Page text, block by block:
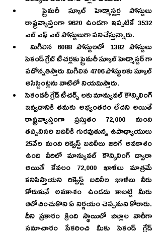
  ప్రైమరీ స్కూల్ హెడ్మాస్టర్ల పోస్టులు
రాష్ట్రవ్యాప్తంగా 9620 ఉండగా ఇప్పటికే 3532
ఎల్ ఎఫ్ ఎల్ పోస్టులుగా పనిచేస్తున్నారు.
మిగిలిన 6088 పోస్టులలో 1382 పోస్టులు
సెకండ్ గ్రేట్ టీచర్లకు ప్రైమరీ స్కూల్ హెడ్మాస్టర్ గా
పదోన్నతిస్తారు మిగిలిన 4706 పోస్టులకు స్కూల్
అసిస్టెంట్లను వాటిలో నియమిస్తారు.
సెకండరీ గ్రేడ్ టీచర్స్ లకు మాన్యువల్ కౌన్సిలింగ్
ఇవ్వడానికి తమకు అభ్యంతరం లేదని అయితే
రాష్ట్రవ్యాప్తంగా ప్రస్తుతం 72,000 మంది
తప్పనిసరి బదిలీకి గురవుతున్న ఉపాధ్యాయులు
25వేల మంది రిక్వెస్ట్ బదిలీలు జరిగే అవకాశం
ఉంది వీరిలో మాన్యువల్ కౌన్సిలింగ్ ద్వారా
అయితే కేవలం 72,000 ఖాళీలు మాత్రమే
కనిపిస్తాయని రిక్వెస్ట్ బదిలీల ఖాళీలు వీరు
కోరుకునే అవకాశం ఉండదు కాబట్టి మీరు
ఆలోచించుకొని ఏ నిర్ణయం చెప్పమని కోరారు.
దీని ప్రకారం క్రింది స్థాయిలో జిల్లాల వారీగా
సమాచారం సేకరించి మీకు సెకండ్ గ్రేడ్